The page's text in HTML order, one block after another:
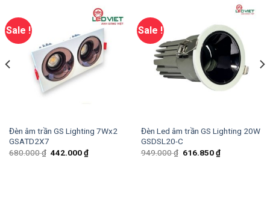
Sale !
Đèn âm trần GS Lighting 7Wx2
GSATD2X7
680.000₫ 442.000₫
Sale !
Đèn Led âm trần GS Lighting 20W
GSDSL20-C
949.000₫ 616.850₫